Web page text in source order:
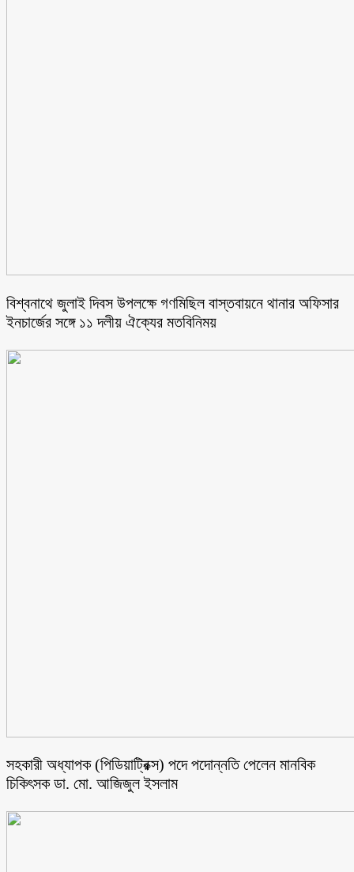
বিশ্বনাথে জুলাই দিবস উপলক্ষে গণমিছিল বাস্তবায়নে থানার অফিসার
ইনচার্জের সঙ্গে ১১ দলীয় ঐক্যের মতবিনিময়
সহকারী অধ্যাপক (পিডিয়াট্রিক্স) পদে পদোন্নতি পেলেন মানবিক
চিকিৎসক ডা. মো. আজিজুল ইসলাম